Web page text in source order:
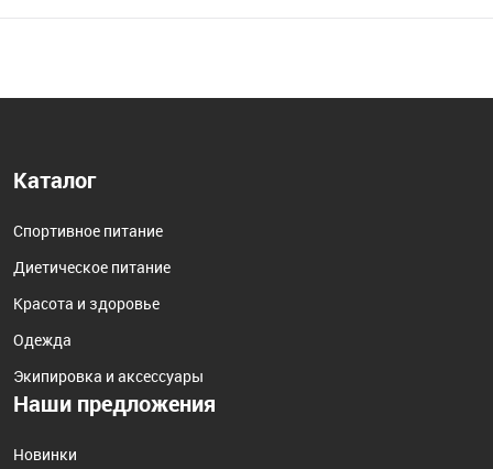
Каталог
Спортивное питание
Диетическое питание
Красота и здоровье
Одежда
Экипировка и аксессуары
Наши предложения
Новинки